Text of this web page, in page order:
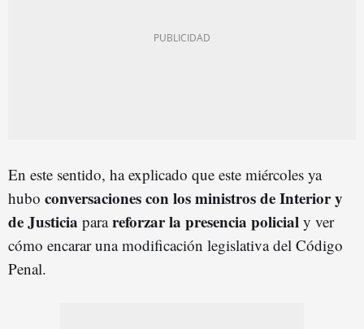
En este sentido, ha explicado que este miércoles ya
hubo conversaciones con los ministros de Interior y
de Justicia parareforzarla presencia policial y ver
cómo encarar una modificación legislativa del Código
Penal.